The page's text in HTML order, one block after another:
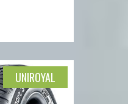
UNIROYAL